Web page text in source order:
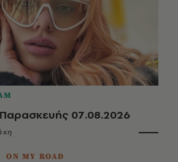
07.08.2026
ON MY ROAD